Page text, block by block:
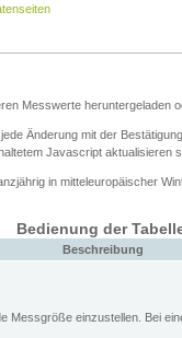
Messwerte heruntergeladen
Änderung mit der
Javascript aktualisieren
in mitteleuropäischer
Bedienung der
Beschreibung
Messgröße einzustellen. Bei